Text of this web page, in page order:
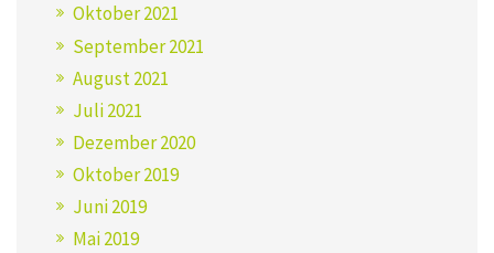
Oktober 2021
September 2021
August 2021
Juli 2021
Dezember 2020
Oktober 2019
Juni 2019
Mai 2019